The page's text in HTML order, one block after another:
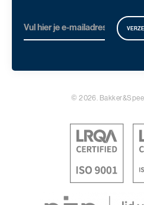
© 2026.